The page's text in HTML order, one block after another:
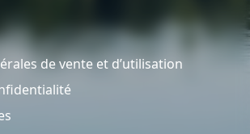
de vente et d’utilisation